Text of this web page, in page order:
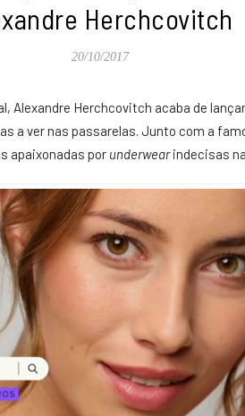
Herchcovitch
20/10/2017
Alexandre Herchcovitch acaba de
a ver nas passarelas. Junto com a
apaixonadas por underwearindecisas